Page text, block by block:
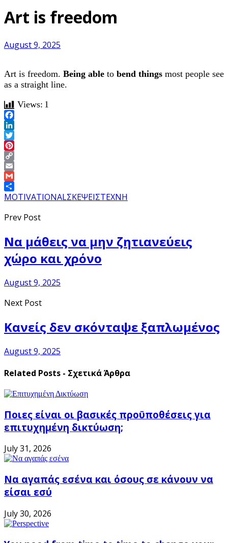
Art is freedom
August 9, 2025
Art is freedom. Being able to bend things most people see
as a straight line.
Views: 1
Facebook
LinkedIn
Twitter
Pinterest
Copy
Link
Email
Gmail
Share
MOTIVATIONALΣΚΕΨΕΙΣΤΕΧΝΗ
Prev Post
Να μάθεις να μην ζητιανεύεις
χώρο και χρόνο
August 9, 2025
Next Post
Κανείς δεν σκόνταψε ξαπλωμένος
August 9, 2025
Related Posts - Σχετικά Άρθρα
Ποιες είναι οι βασικές προϋποθέσεις για
επιτυχημένη δικτύωση;
July 31, 2026
Να αγαπάς εσένα και όσους σε κάνουν να
είσαι εσύ
July 30, 2026